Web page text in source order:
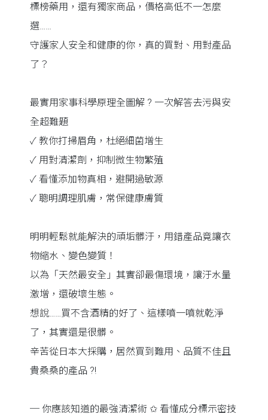
標榜藥用，還有獨家商品，價格高低不一怎麼
選……
守護家人安全和健康的你，真的買對、用對產品
了？
最實用家事科學原理全圖解 ? 一次解答去污與安
全超難題
✓ 教你打掃眉角，杜絕細菌增生
✓ 用對清潔劑，抑制微生物繁殖
✓ 看懂添加物真相，避開過敏源
✓ 聰明調理肌膚，常保健康膚質
明明輕鬆就能解決的頑垢髒汙，用錯產品竟讓衣
物縮水、變色變質！
以為「天然最安全」其實卻最傷環境，讓汙水量
激增，還破壞生態。
想說……買不含酒精的好了、這樣噴一噴就乾淨
了，其實還是很髒。
辛苦從日本大採購，居然買到難用、品質不佳且
貴桑桑的產品 ?!
─ 你應該知道的最強清潔術 ✩ 看懂成分標示密技